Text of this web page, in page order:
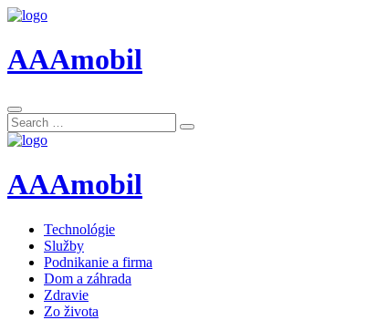
AAAmobil
Search
for:
Search
AAAmobil
Technológie
Služby
Podnikanie a firma
Dom a záhrada
Zdravie
Zo života